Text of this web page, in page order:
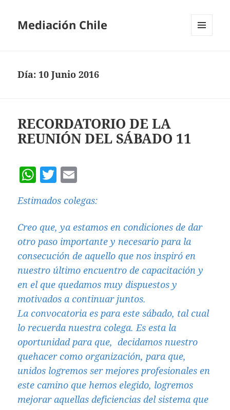
Mediación Chile
Día: 10 Junio 2016
RECORDATORIO DE LA
REUNIÓN DEL SÁBADO 11
W
at
s
A
p
p
T
itt
er
ai
l
Estimados colegas:
Creo que, ya estamos en condiciones de dar
otro paso importante y necesario para la
consecución de aquello que nos inspiró en
nuestro último encuentro de capacitación y
en el que quedamos muy dispuestos y
motivados a continuar juntos.
La convocatoria es para este sábado, tal cual
lo recuerda nuestra colega. Es esta la
oportunidad para que, decidamos nuestro
quehacer como organización, para que,
unidos logremos ser mejores profesionales en
este camino que hemos elegido, logremos
mejorar aquellas deficiencias del sistema que